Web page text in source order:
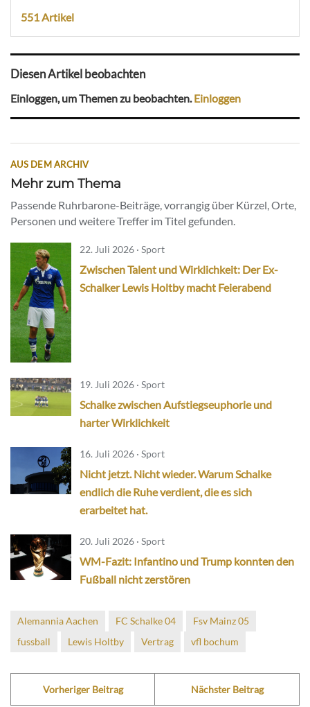
551 Artikel
Diesen Artikel beobachten
Einloggen, um Themen zu beobachten.Einloggen
AUS DEM ARCHIV
Mehr zum Thema
Passende Ruhrbarone-Beiträge, vorrangig über Kürzel, Orte,
Personen und weitere Treffer im Titel gefunden.
22. Juli 2026 · Sport
Zwischen Talent und Wirklichkeit: Der Ex-
Schalker Lewis Holtby macht Feierabend
19. Juli 2026 · Sport
Schalke zwischen Aufstiegseuphorie und
harter Wirklichkeit
16. Juli 2026 · Sport
Nicht jetzt. Nicht wieder. Warum Schalke
endlich die Ruhe verdient, die es sich
erarbeitet hat.
20. Juli 2026 · Sport
WM-Fazit: Infantino und Trump konnten den
Fußball nicht zerstören
Alemannia Aachen FC Schalke 04
Fsv Mainz 05
fussball
Lewis Holtby Vertrag vfl bochum
Vorheriger Beitrag Nächster Beitrag